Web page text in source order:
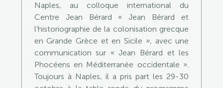
Naples, au colloque international du
Centre Jean Bérard « Jean Bérard et
l’historiographie de la colonisation grecque
en Grande Grèce et en Sicile », avec une
communication sur « Jean Bérard et les
Phocéens en Méditerranée occidentale ».
Toujours à Naples, il a pris part les 29-30